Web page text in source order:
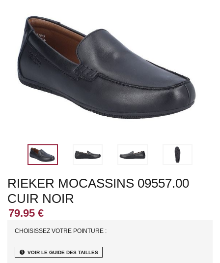
RIEKER MOCASSINS 09557.00
CUIR NOIR
CHOISISSEZ VOTRE POINTURE :
help VOIR LE GUIDE DES TAILLES